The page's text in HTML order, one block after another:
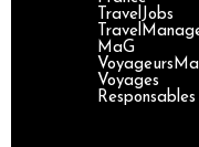
TravelJobs
MaG
Voyages
Responsables